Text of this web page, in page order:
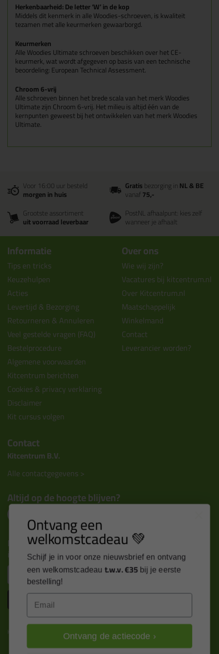
Herkenbaarheid: De letter ‘W’ in de kop
Middels dit kenmerk in alle Woodies-schroeven, is kwaliteit
tezamen met alle keurmerken gewaarborgd.
Keurmerken
Alle Woodies Ultimate schroeven beschikken over het CE-
keurmerk, wat wordt afgegeven op basis van een technische
beoordeling: European Technical Assessment.
Chroom 6-vrij
Alle schroeven binnen het brede scala van het merk Woodies
Ultimate zijn Chroom 6-vrij. Het milieu is altijd één van de
kernpunten geweest bij het ontwikkelen van het merk Woodies
Ultimate.
Voor 16:00 uur besteld
morgen in huis
Gratisbezorging inNL & BE
vanaf75,-
Grootste assortiment
uit voorraad leverbaar
PostNL afhaalpunt: kies zelf
wanneer je afhaalt
Informatie
Tips en tricks
Keuzehulpen
Acties
Levertijd & Bezorging
Retourneren & Annuleren
Veel gestelde vragen (FAQ)
Bestelprocedure
Algemene voorwaarden
Kitcentrum berichten
Cookies & privacy verklaring
Disclaimer
Kit cursus volgen
Over ons
Wie wij zijn?
Vacatures bij kitcentrum.nl
Over Kitcentrum.nl
Maatschappelijk
Winkelmand
Contact
Leverancier worden?
Contact
Kitcentrum B.V.
Alle contactgegevens >
Altijd op de hoogte blijven?
Nieuws, tips en exclusieve deals rechtstreeks in je
inbox
Inschrijven
Kitcentrum is trots op:
Ontvang een
welkomstcadeau 💚
Schijf je in voor onze nieuwsbrief en ontvang
een welkomstcadeau t.w.v. €35 bij je eerste
bestelling!
Ontvang de actiecode ›